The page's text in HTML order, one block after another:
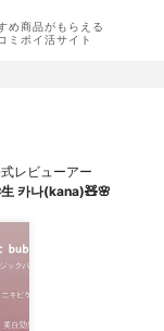
め商品がもらえる
ミポイ活サイト
レビューアー
카나(kana)🧸🌸